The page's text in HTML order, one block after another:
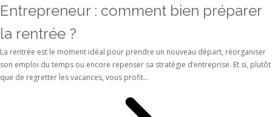
Entrepreneur : comment bien préparer
la rentrée ?
La rentrée est le moment idéal pour prendre un nouveau départ, réorganiser
son emploi du temps ou encore repenser sa stratégie d’entreprise. Et si, plutôt
que de regretter les vacances, vous profit...